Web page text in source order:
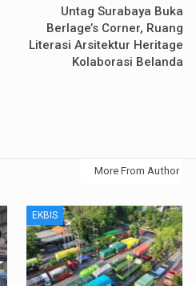
Untag Surabaya Buka
Berlage’s Corner, Ruang
Literasi Arsitektur Heritage
Kolaborasi Belanda
More From Author
EKBIS